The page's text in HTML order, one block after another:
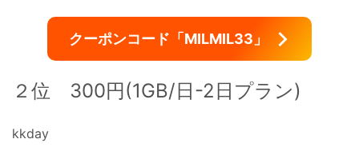
クーポンコード「MILMIL33」
２位 300円(1GB/日-2日プラン)
kkday